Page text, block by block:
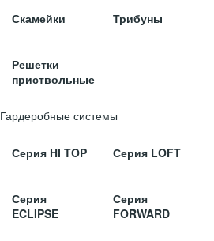
Скамейки Трибуны
Решетки
приствольные
Гардеробные системы
Серия HI TOP Серия LOFT
Серия
ECLIPSE
Серия
FORWARD